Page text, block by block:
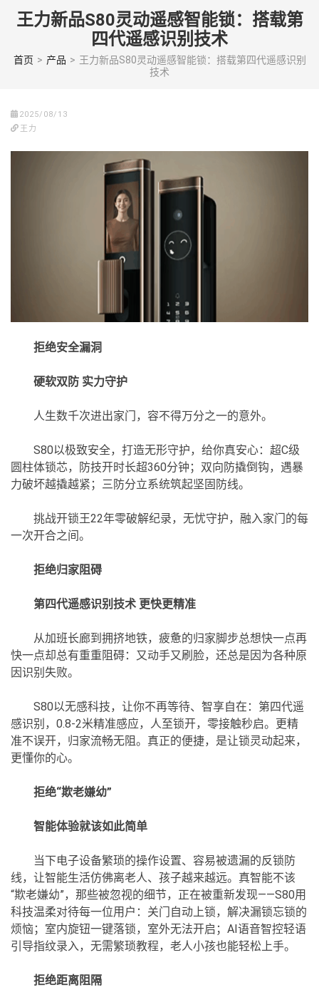
(Press
王力新品S80灵动遥感智能锁：搭载第
四代遥感识别技术
首页 > 产品 > 王力新品S80灵动遥感智能锁：搭载第四代遥感识别
技术
2025/08/13
王力
拒绝安全漏洞
硬软双防 实力守护
人生数千次进出家门，容不得万分之一的意外。
S80以极致安全，打造无形守护，给你真安心：超C级
圆柱体锁芯，防技开时长超360分钟；双向防撬倒钩，遇暴
力破坏越撬越紧；三防分立系统筑起坚固防线。
挑战开锁王22年零破解纪录，无忧守护，融入家门的每
一次开合之间。
拒绝归家阻碍
第四代遥感识别技术 更快更精准
从加班长廊到拥挤地铁，疲惫的归家脚步总想快一点再
快一点却总有重重阻碍：又动手又刷脸，还总是因为各种原
因识别失败。
S80以无感科技，让你不再等待、智享自在：第四代遥
感识别，0.8-2米精准感应，人至锁开，零接触秒启。更精
准不误开，归家流畅无阻。真正的便捷，是让锁灵动起来，
更懂你的心。
拒绝“欺老嫌幼”
智能体验就该如此简单
当下电子设备繁琐的操作设置、容易被遗漏的反锁防
线，让智能生活仿佛离老人、孩子越来越远。真智能不该
“欺老嫌幼”，那些被忽视的细节，正在被重新发现——S80用
科技温柔对待每一位用户：关门自动上锁，解决漏锁忘锁的
烦恼；室内旋钮一键落锁，室外无法开启；AI语音智控轻语
引导指纹录入，无需繁琐教程，老人小孩也能轻松上手。
拒绝距离阻隔